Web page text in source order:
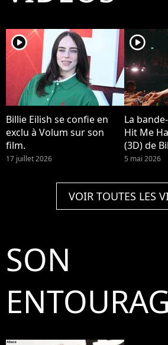
player2
Billie Eilish se confie en
exclu à Volum sur son
film.
17 juillet 2026
player2
La
Hit Me
(3D) de
5 mai 2026
VOIR TOUTES LES
SON